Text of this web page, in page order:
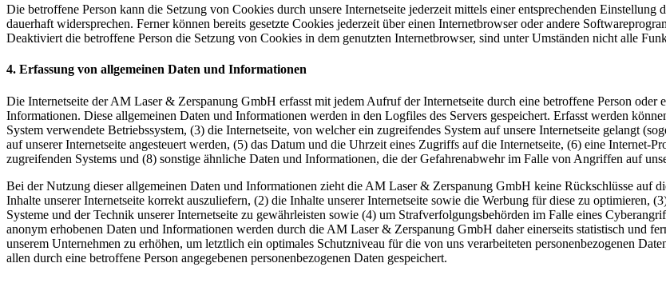
Die betroffene Person kann die Setzung von Cookies durch unsere Internetseite jederzeit mittels einer entsprechenden
dauerhaft widersprechen. Ferner können bereits gesetzte Cookies jederzeit über einen Internetbrowser oder andere
Deaktiviert die betroffene Person die Setzung von Cookies in dem genutzten Internetbrowser, sind unter Umständen nicht alle
4. Erfassung von allgemeinen Daten und Informationen
Die Internetseite der AM Laser & Zerspanung GmbH erfasst mit jedem Aufruf der Internetseite durch eine betroffene Person oder
Informationen. Diese allgemeinen Daten und Informationen werden in den Logfiles des Servers gespeichert. Erfasst werden
System verwendete Betriebssystem, (3) die Internetseite, von welcher ein zugreifendes System auf unsere Internetseite gelangt
auf unserer Internetseite angesteuert werden, (5) das Datum und die Uhrzeit eines Zugriffs auf die Internetseite, (6) eine Internet-
zugreifenden Systems und (8) sonstige ähnliche Daten und Informationen, die der Gefahrenabwehr im Falle von Angriffen auf
Bei der Nutzung dieser allgemeinen Daten und Informationen zieht die AM Laser & Zerspanung GmbH keine Rückschlüsse auf
Inhalte unserer Internetseite korrekt auszuliefern, (2) die Inhalte unserer Internetseite sowie die Werbung für diese zu optimieren,
Systeme und der Technik unserer Internetseite zu gewährleisten sowie (4) um Strafverfolgungsbehörden im Falle eines
anonym erhobenen Daten und Informationen werden durch die AM Laser & Zerspanung GmbH daher einerseits statistisch und
unserem Unternehmen zu erhöhen, um letztlich ein optimales Schutzniveau für die von uns verarbeiteten personenbezogenen
allen durch eine betroffene Person angegebenen personenbezogenen Daten gespeichert.